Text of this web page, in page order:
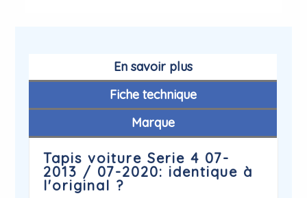
En savoir plus
Fiche technique
Marque
Tapis voiture Serie 4 07-
2013 / 07-2020: identique à
l'original ?